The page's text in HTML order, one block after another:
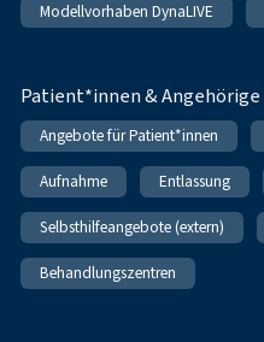
Modellvorhaben DynaLIVE
Patient*innen & Angehörige
Angebote für Patient*innen
Aufnahme Entlassung
Selbsthilfeangebote (extern)
Behandlungszentren